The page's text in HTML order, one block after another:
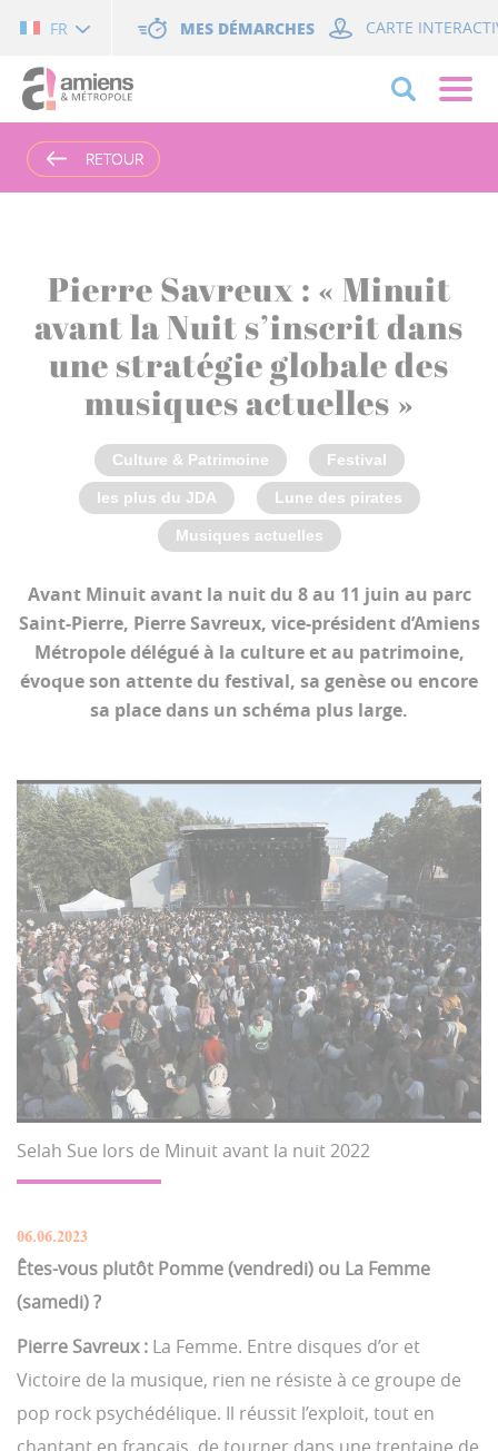
FR MES DÉMARCHES CARTE
RETOUR
RETOUR
Pierre Savreux : « Minuit
avant la Nuit s’inscrit dans
une stratégie globale des
musiques actuelles »
Culture & Patrimoine Festival
les plus du JDA Lune des pirates
Musiques actuelles
Avant Minuit avant la nuit du 8 au 11 juin au parc
Saint-Pierre, Pierre Savreux, vice-président d’Amiens
Métropole délégué à la culture et au patrimoine,
évoque son attente du festival, sa genèse ou encore
sa place dans un schéma plus large.
Selah Sue lors de Minuit avant la nuit 2022
06.06.2023
Êtes-vous plutôt Pomme (vendredi) ou La Femme
(samedi) ?
Pierre Savreux : La Femme. Entre disques d’or et
Victoire de la musique, rien ne résiste à ce groupe de
pop rock psychédélique. Il réussit l’exploit, tout en